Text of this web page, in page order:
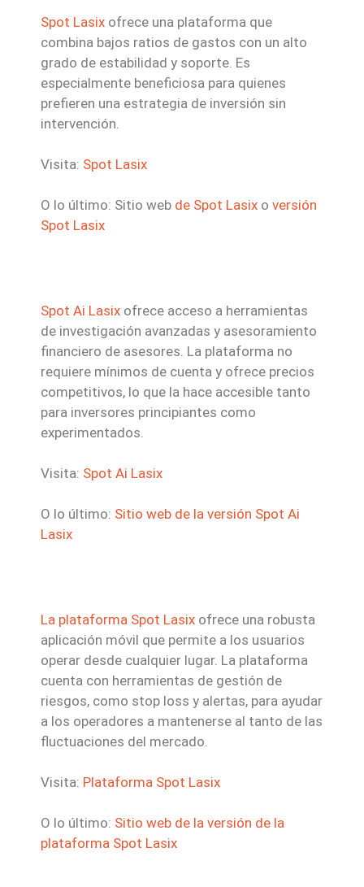
Spot Lasix ofrece una plataforma que
combina bajos ratios de gastos con un alto
grado de estabilidad y soporte. Es
especialmente beneficiosa para quienes
prefieren una estrategia de inversión sin
intervención.
Visita: Spot Lasix
O lo último: Sitio web de Spot Lasix o versión
Spot Lasix
Spot Ai Lasix ofrece acceso a herramientas
de investigación avanzadas y asesoramiento
financiero de asesores. La plataforma no
requiere mínimos de cuenta y ofrece precios
competitivos, lo que la hace accesible tanto
para inversores principiantes como
experimentados.
Visita: Spot Ai Lasix
O lo último: Sitio web de la versión Spot Ai
Lasix
La plataforma Spot Lasix ofrece una robusta
aplicación móvil que permite a los usuarios
operar desde cualquier lugar. La plataforma
cuenta con herramientas de gestión de
riesgos, como stop loss y alertas, para ayudar
a los operadores a mantenerse al tanto de las
fluctuaciones del mercado.
Visita: Plataforma Spot Lasix
O lo último: Sitio web de la versión de la
plataforma Spot Lasix